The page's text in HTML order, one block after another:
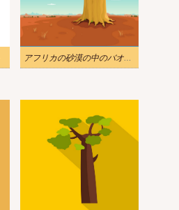
アフリカの砂漠の中のバオバブのイラスト